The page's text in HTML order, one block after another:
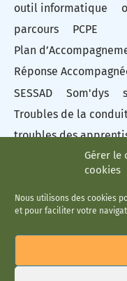
Gérer le
cookies
Nous utilisons des cookies
et pour faciliter votre
outil informatique
parcours
PCPE
Plan
Réponse
SESSAD
Som'dys
Troubles de la
troubles des
Troubles du spectre
Éducation